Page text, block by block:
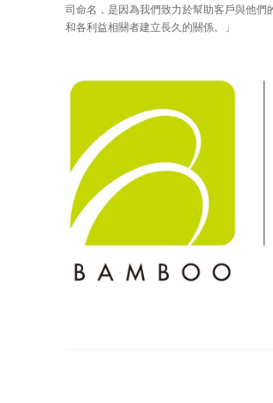
司命名，是因為我們致力於幫助客戶與他們
和各利益相關者建立長久的關係。」